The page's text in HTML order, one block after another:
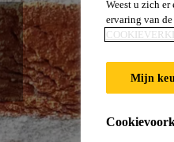
Weest u zich
ervaring van
Mijn